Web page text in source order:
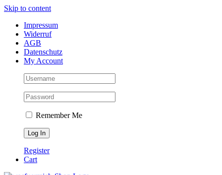
Skip to content
Impressum
Widerruf
AGB
Datenschutz
My Account
Remember Me
Register
Cart